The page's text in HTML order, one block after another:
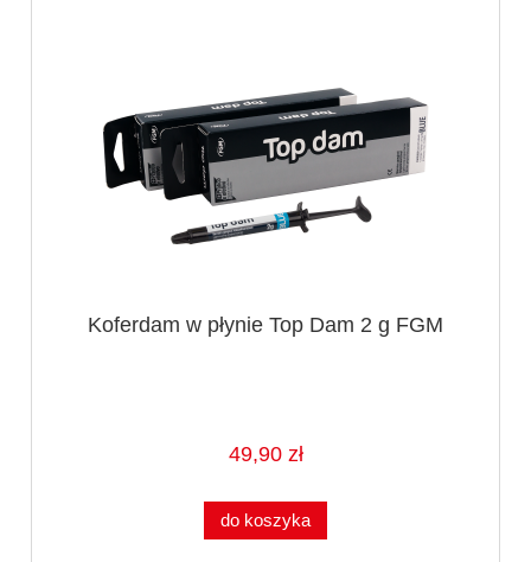
Koferdam w płynie Top Dam 2 g FGM
49,90 zł
do koszyka